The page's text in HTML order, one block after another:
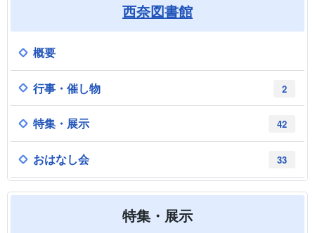
西奈図書館
概要
2
行事・催し物
42
特集・展示
33
おはなし会
特集・展示